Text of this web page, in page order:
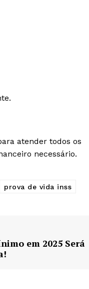
atender todos os
necessário.
prova de vida inss
em 2025 Será